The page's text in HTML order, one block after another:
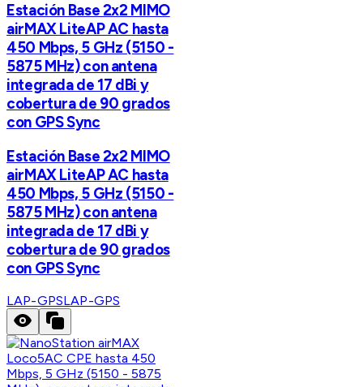
Estación Base 2x2 MIMO
airMAX LiteAP AC hasta
450 Mbps, 5 GHz (5150 -
5875 MHz) con antena
integrada de 17 dBi y
cobertura de 90 grados
con GPS Sync
Estación Base 2x2 MIMO
airMAX LiteAP AC hasta
450 Mbps, 5 GHz (5150 -
5875 MHz) con antena
integrada de 17 dBi y
cobertura de 90 grados
con GPS Sync
LAP-GPSLAP-GPS